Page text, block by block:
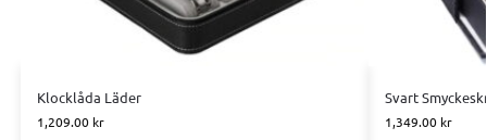
Klocklåda Läder
1,209.00 kr
Svart
1,349.00 kr